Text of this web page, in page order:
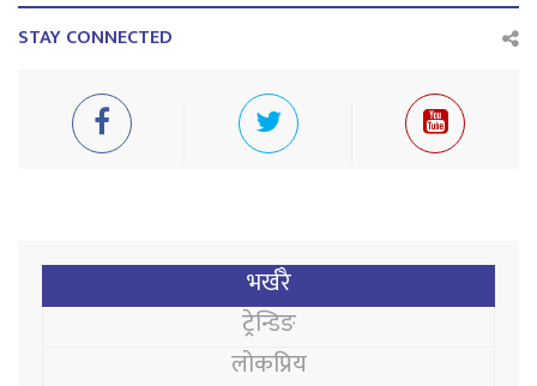
STAY CONNECTED
भर्खरै
ट्रेन्डिङ
लोकप्रिय